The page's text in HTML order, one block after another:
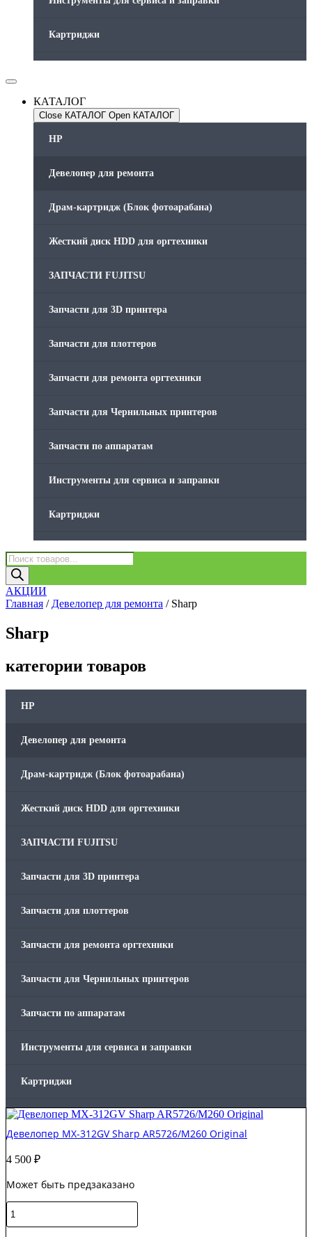
Картриджи
Оргтехника / Принтеры, Копиры и МФУ
Память для принтера
Печатающая головка для принтера
Ремонт принтера. Услуги Сервисного центра.
Скрепки для финишера
Средства для сервиса / Оборудование
Стяжки для кабеля
Товары без категории
Товары для заправки
Фольга , изолента, скотч и тд
КАТАЛОГ
Close КАТАЛОГ Open КАТАЛОГ
HP
Девелопер для ремонта
Драм-картридж (Блок фотоарабана)
Жесткий диск HDD для оргтехники
ЗАПЧАСТИ FUJITSU
Запчасти для 3D принтера
Запчасти для плоттеров
Запчасти для ремонта оргтехники
Запчасти для Чернильных принтеров
Запчасти по аппаратам
Инструменты для сервиса и заправки
Картриджи
Поиск
товаров
АКЦИИ
Главная / Девелопер для ремонта / Sharp
Sharp
категории товаров
HP
Девелопер для ремонта
Драм-картридж (Блок фотоарабана)
Жесткий диск HDD для оргтехники
ЗАПЧАСТИ FUJITSU
Запчасти для 3D принтера
Запчасти для плоттеров
Запчасти для ремонта оргтехники
Запчасти для Чернильных принтеров
Запчасти по аппаратам
Инструменты для сервиса и заправки
Картриджи
Компьютеры и периферийные устройства
Память для принтера
Девелопер MX-312GV Sharp AR5726/M260 Original
4 500 ₽
Может быть предзаказано
Количество
товара